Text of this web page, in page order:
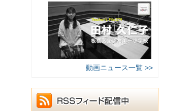
動画ニュース一覧 >>